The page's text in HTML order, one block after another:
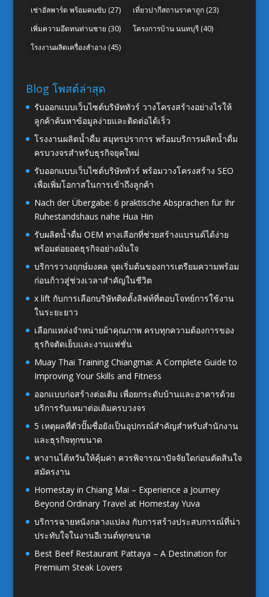
เช่าอัลพาร์ด พร้อมคนขับ (27) เที่ยวปากีสถานราคาถูก(23)
เพิ่มความอึดทนท่านชาย (30) โครงการบ้าน นนทบุรี(40)
โรงงานผลิตเครื่องสำอาง (45)
Blog โพสต์ล่าสุด
รับออกแบบเว็บไซต์บริษัททัวร์ วางโครงสร้างอย่างไรให้
ลูกค้าค้นหาข้อมูลง่ายและติดต่อได้เร็ว
โรงงานผลิตน้ำดื่ม สมุทรปราการ พร้อมบริการผลิตน้ำดื่ม
ครบวงจรสำหรับธุรกิจยุคใหม่
รับออกแบบเว็บไซต์บริษัททัวร์ พร้อมวางโครงสร้าง SEO
เพื่อเพิ่มโอกาสในการเข้าถึงลูกค้า
Nach der Übergabe: 6 praktische Absprachen für Ihr
Ruhestandshaus nahe Hua Hin
รับผลิตน้ำดื่ม OEM ทางเลือกที่ช่วยสร้างแบรนด์ได้ง่าย
พร้อมต่อยอดธุรกิจอย่างมั่นใจ
บริการวางฤกษ์มงคล จุดเริ่มต้นของการเตรียมความพร้อม
ก่อนก้าวสู่ช่วงเวลาสำคัญในชีวิต
x lift กับการเลือกบริษัทติดตั้งลิฟท์ที่ตอบโจทย์การใช้งาน
ในระยะยาว
เลือกแหล่งจำหน่ายผ้าคุณภาพ ครบทุกความต้องการของ
ธุรกิจตัดเย็บและงานแฟชั่น
Muay Thai Training Chiangmai: A Complete Guide to
Improving Your Skills and Fitness
ออกแบบก่อสร้างต่อเติม เพื่อยกระดับบ้านและอาคารด้วย
บริการรับเหมาต่อเติมครบวงจร
5 เหตุผลที่ตัวปั๊มชื่อยังเป็นอุปกรณ์สำคัญสำหรับสำนักงาน
และธุรกิจทุกขนาด
หางานไต้หวันให้คุ้มค่า ควรพิจารณาปัจจัยใดก่อนตัดสินใจ
สมัครงาน
Homestay in Chiang Mai – Experience a Journey
Beyond Ordinary Travel at Homestay Yuva
บริการฉายหนังกลางแปลง กับการสร้างประสบการณ์ที่น่า
ประทับใจในงานอีเวนต์ทุกขนาด
Best Beef Restaurant Pattaya – A Destination for
Premium Steak Lovers